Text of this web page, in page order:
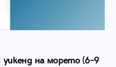
на морето (6–9